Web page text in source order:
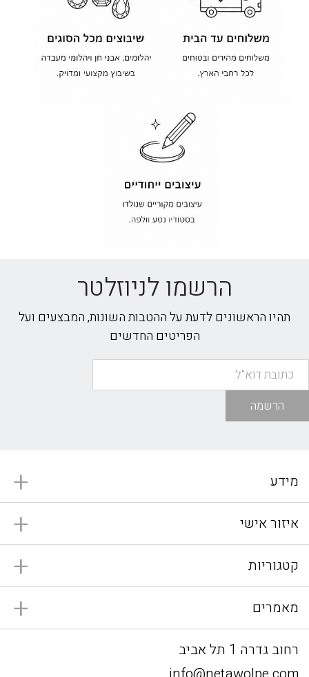
הרשמו לניוזלטר
תהיו הראשונים לדעת על ההטבות השונות, המבצעים ועל
הפריטים החדשים
הרשמה
מידע
איזור אישי
קטגוריות
מאמרים
רחוב גדרה 1 תל אביב